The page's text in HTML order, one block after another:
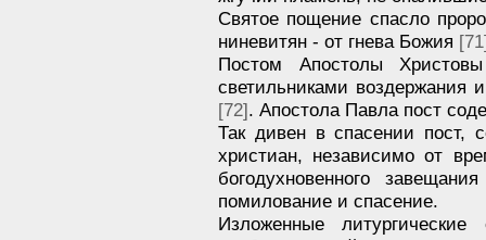
Святое пощение спасло
ниневитян - от гнева Божия
Постом Апостолы
светильниками воздержания
[72]. Апостола Павла пост
Так дивен в спасении пост,
христиан, независимо от
богодухновенного
помилование и спасение.
Изложенные